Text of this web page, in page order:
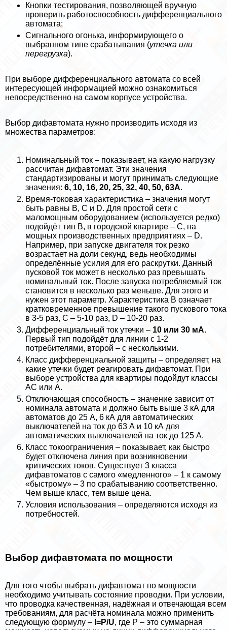
Кнопки тестирования, позволяющей вручную
проверить работоспособность дифференциального
автомата;
Сигнального огонька, информирующего о
выбранном типе сpaбатывания (утечка или
перегрузка).
При выборе дифференциального автомата со всей
интересующей информацией можно ознакомиться
непосредственно на самом корпусе устройства.
Выбор дифавтомата нужно производить исходя из
множества параметров:
Номинальный ток – показывает, на какую нагрузку
рассчитан дифавтомат. Эти значения
стандартизированы и могут принимать следующие
значения: 6, 10, 16, 20, 25, 32, 40, 50, 63А.
Время-токовая хаpaктеристика – значения могут
быть равны B, C и D. Для простой сети с
маломощным оборудованием (используется редко)
подойдёт тип В, в городской квартире – С, на
мощных производственных предприятиях – D.
Например, при запуске двигателя ток резко
возрастает на доли секунд, ведь необходимы
определённые усилия для его раскрутки. Данный
пусковой ток может в несколько раз превышать
номинальный ток. После запуска потрeбляемый ток
становится в несколько раз меньше. Для этого и
нужен этот параметр. Хаpaктеристика B означает
кратковременное превышение такого пускового тока
в 3-5 раз, C – 5-10 раз, D – 10-20 раз.
Дифференциальный ток утечки – 10 или 30 мА.
Первый тип подойдёт для линии с 1-2
потребителями, второй – с несколькими.
Класс дифференциальной защиты – определяет, на
какие утечки будет реагировать дифавтомат. При
выборе устройства для квартиры подойдут классы
АС или А.
Отключающая способность – значение зависит от
номинала автомата и должно быть выше 3 кА для
автоматов до 25 А, 6 кА для автоматических
выключателей на ток до 63 А и 10 кА для
автоматических выключателей на ток до 125 А.
Класс токоограничения – показывает, как быстро
будет отключена линия при возникновении
критических токов. Существует 3 класса
дифавтоматов с самого «медленного» – 1 к самому
«быстрому» – 3 по сpaбатыванию соответственно.
Чем выше класс, тем выше цена.
Условия использования – определяются исходя из
потребностей.
Выбор дифавтомата по мощности
Для того чтобы выбрать дифавтомат по мощности
необходимо учитывать состояние проводки. При условии,
что проводка качественная, надёжная и отвечающая всем
требованиям, для расчёта номинала можно применить
следующую формулу – I=P/U, где P – это суммарная